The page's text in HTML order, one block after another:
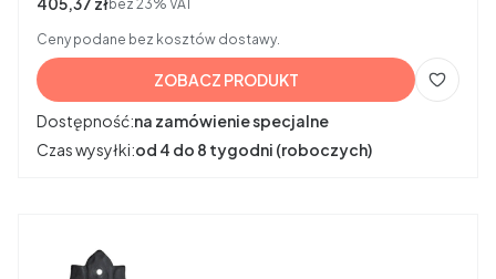
bez 23% VAT
Ceny podane bez kosztów dostawy.
ZOBACZ PRODUKT
Dostępność:na zamówienie specjalne
Czas wysyłki:od 4 do 8 tygodni (roboczych)